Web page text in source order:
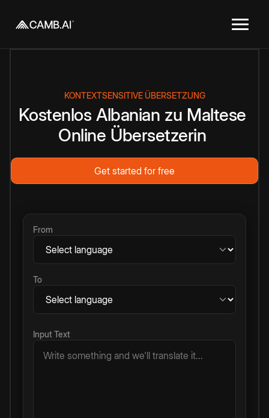
KONTEXTSENSITIVE ÜBERSETZUNG
Kostenlos Albanian zu Maltese
Online Übersetzerin
Get started for free
From
To
Input Text